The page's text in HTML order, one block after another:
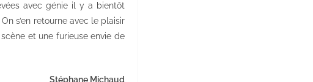
avec génie il y a bientôt
s’en retourne avec le plaisir
et une furieuse envie de
Stéphane Michaud